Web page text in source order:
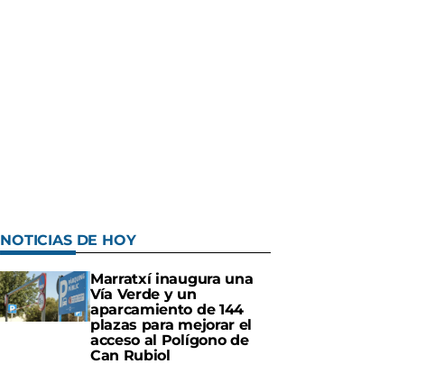
NOTICIAS DE HOY
Marratxí inaugura una
Vía Verde y un
aparcamiento de 144
plazas para mejorar el
acceso al Polígono de
Can Rubiol